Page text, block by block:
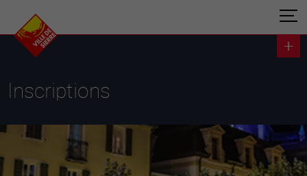
Inscriptions